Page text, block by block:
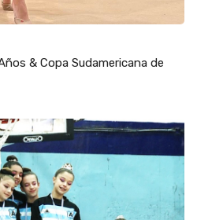
& Copa Sudamericana de